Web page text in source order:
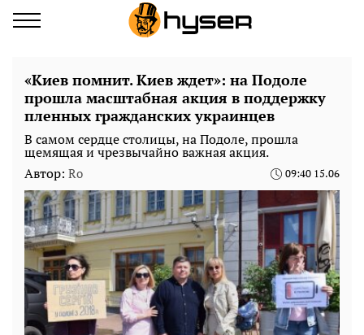
«Киев помнит. Киев ждет»: на Подоле
прошла масштабная акция в поддержку
пленных гражданских украинцев
В самом сердце столицы, на Подоле, прошла
щемящая и чрезвычайно важная акция.
Автор: Ro 09:40 15.06